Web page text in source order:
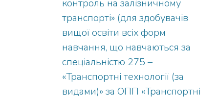
контроль на залізничному
транспорті» (для здобувачів
вищої освіти всіх форм
навчання, що навчаються за
спеціальністю 275 –
«Транспортні технології (за
видами)» за ОПП «Транспортні